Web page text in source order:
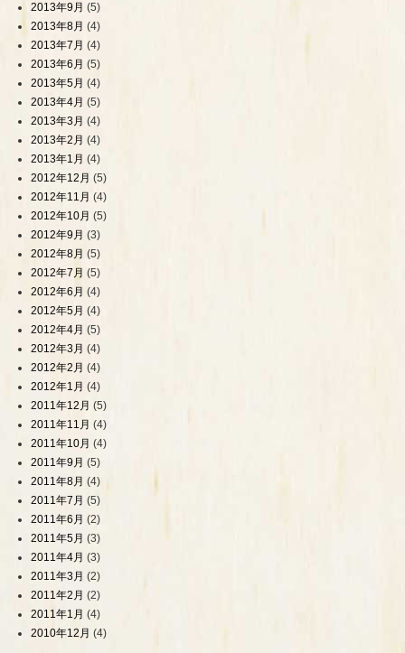
2013年9月 (5)
2013年8月 (4)
2013年7月 (4)
2013年6月 (5)
2013年5月 (4)
2013年4月 (5)
2013年3月 (4)
2013年2月 (4)
2013年1月 (4)
2012年12月 (5)
2012年11月 (4)
2012年10月 (5)
2012年9月 (3)
2012年8月 (5)
2012年7月 (5)
2012年6月 (4)
2012年5月 (4)
2012年4月 (5)
2012年3月 (4)
2012年2月 (4)
2012年1月 (4)
2011年12月 (5)
2011年11月 (4)
2011年10月 (4)
2011年9月 (5)
2011年8月 (4)
2011年7月 (5)
2011年6月 (2)
2011年5月 (3)
2011年4月 (3)
2011年3月 (2)
2011年2月 (2)
2011年1月 (4)
2010年12月 (4)